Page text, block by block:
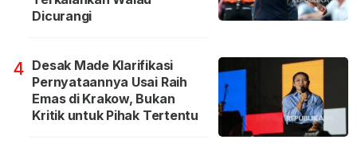
Dicurangi
4 Desak Made Klarifikasi
Pernyataannya Usai Raih
Emas di Krakow, Bukan
Kritik untuk Pihak Tertentu